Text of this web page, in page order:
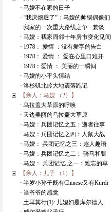
· 马嫂不在家的日子
· “我厌烦透了”：马嫂的帅锅偶像们
· 我家的一次重大路线之争 - 兼谈
· 马嫂：我家周邻十年房市变化见闻
· 1978： 爱情 ：没有爱字的告白
· 1978： 爱情 ： 爱在心里口难开
· 1978：爱情 ： 美丽的一瞬间
· 马嫂的小平头情结
· 洛杉矶北岭大地震落跑记
【亲人：马嫂 （2）】
· 乌拉盖大草原的呼唤
· 天边美丽的乌拉盖大草原
· 马嫂：兵团记忆之五：逝者往事
· 马嫂：兵团记忆之四：人鼠大战
· 马嫂： 兵团记忆之三：趣人趣语
· 马嫂：兵团记忆之二： 骑马和驯
· 马嫂： 兵团记忆 之一：难忘的草
【亲人：儿子 （1）】
· 半岁小孙子既有Chinese又有Kurdi
· 当爷爷的感觉
· 土耳其行(1): 儿媳妇是库尔德人